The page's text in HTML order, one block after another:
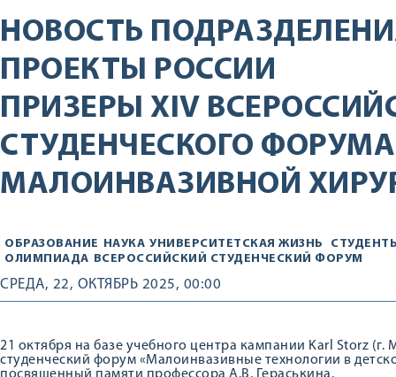
НОВОСТЬ
ПРОЕКТЫ РОССИИ
ПРИЗЕРЫ XIV
СТУДЕНЧЕСКОГО
МАЛОИНВАЗИВНОЙ
ОБРАЗОВАНИЕ НАУКА УНИВЕРСИТЕТСКАЯ ЖИЗНЬ
ОЛИМПИАДА ВСЕРОССИЙСКИЙ СТУДЕНЧЕСКИЙ ФОРУМ
СРЕДА, 22, ОКТЯБРЬ 2025, 00:00
21 октября на базе учебного центра кампании Karl Storz
студенческий форум «Малоинвазивные технологии в